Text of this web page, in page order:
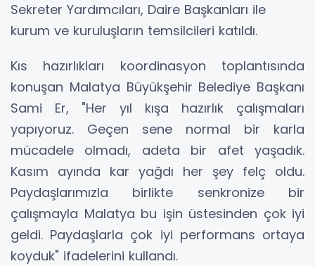
Sekreter Yardımcıları, Daire Başkanları ile
kurum ve kuruluşların temsilcileri katıldı.
Kıs hazırlıkları koordinasyon toplantısında
konuşan Malatya Büyükşehir Belediye Başkanı
Sami Er, "Her yıl kışa hazırlık çalışmaları
yapıyoruz. Geçen sene normal bir karla
mücadele olmadı, adeta bir afet yaşadık.
Kasım ayında kar yağdı her şey felç oldu.
Paydaşlarımızla birlikte senkronize bir
çalışmayla Malatya bu işin üstesinden çok iyi
geldi. Paydaşlarla çok iyi performans ortaya
koyduk" ifadelerini kullandı.